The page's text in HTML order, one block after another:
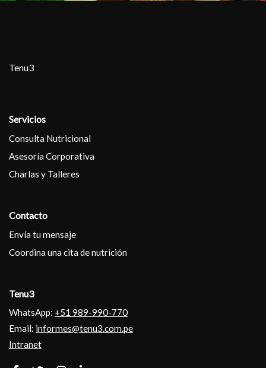
Tenu3
Servicios
Consulta Nutricional
Asesoría Corporativa
Charlas y Talleres
Contacto
Envía tu mensaje
Coordina una cita de nutrición
Tenu3
WhatsApp: +51 989-990-770
Email: informes@tenu3.com.pe
Intranet